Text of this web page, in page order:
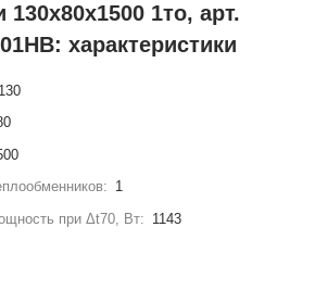
1то, арт.
характеристики
130
1
при Δt70, Вт: 1143